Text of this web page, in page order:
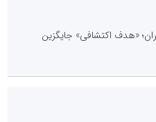
«هدف اکتشافی» جایگزین